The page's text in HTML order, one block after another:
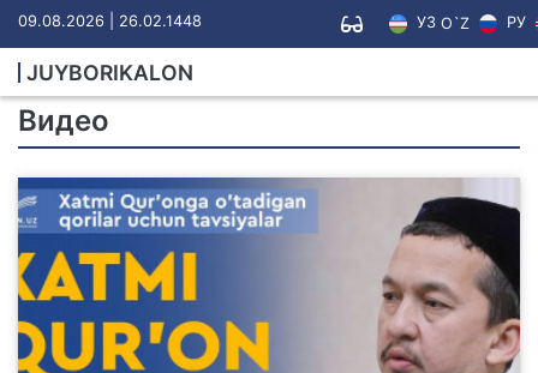
09.08.2026 | 26.02.1448 УЗ O`Z РУ
JUYBORIKALON
Видео